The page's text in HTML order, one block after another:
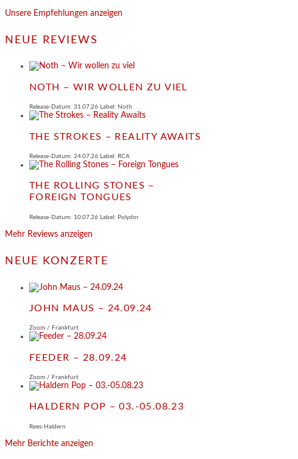
Unsere Empfehlungen anzeigen
NEUE REVIEWS
NOTH – WIR WOLLEN ZU VIEL
Release-Datum: 31.07.26 Label: Noth
THE STROKES – REALITY AWAITS
Release-Datum: 24.07.26 Label: RCA
THE ROLLING STONES –
FOREIGN TONGUES
Release-Datum: 10.07.26 Label: Polydor
Mehr Reviews anzeigen
NEUE KONZERTE
JOHN MAUS – 24.09.24
Zoom / Frankfurt
FEEDER – 28.09.24
Zoom / Frankfurt
HALDERN POP – 03.-05.08.23
Rees-Haldern
Mehr Berichte anzeigen